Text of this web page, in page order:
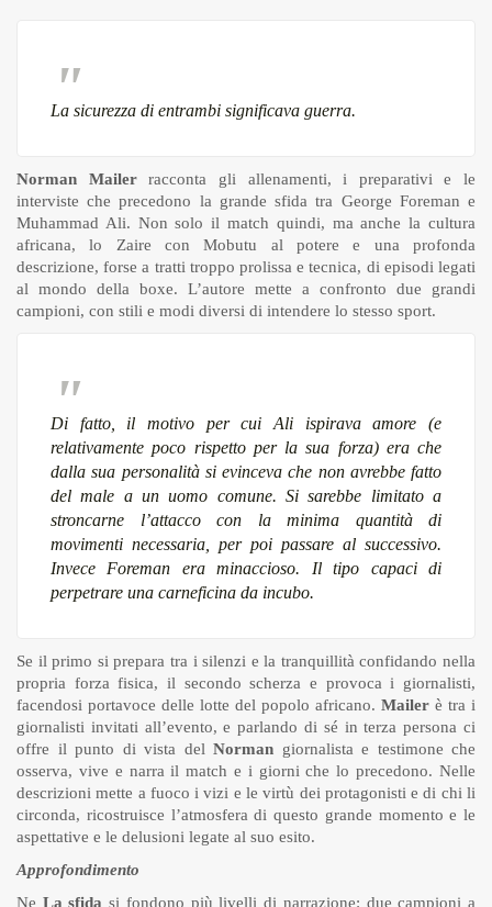
La sicurezza di entrambi significava guerra.
Norman Mailerracconta gli allenamenti, i preparativi e le
interviste che precedono la grande sfida tra George Foreman e
Muhammad Ali. Non solo il match quindi, ma anche la cultura
africana, lo Zaire con Mobutu al potere e una profonda
descrizione, forse a tratti troppo prolissa e tecnica, di episodi legati
al mondo della boxe. L’autore mette a confronto due grandi
campioni, con stili e modi diversi di intendere lo stesso sport.
Di fatto, il motivo per cui Ali ispirava amore (e
relativamente poco rispetto per la sua forza) era che
dalla sua personalitàsi evinceva che non avrebbe fatto
del male a un uomo comune. Si sarebbe limitato a
stroncarne l’attacco con la minima quantità di
movimenti necessaria, per poi passare al successivo.
Invece Foreman era minaccioso. Il tipo capaci di
perpetrare una carneficina da incubo.
Se il primo si prepara tra i silenzi e la tranquillità confidando nella
propria forza fisica, il secondo scherza e provoca i giornalisti,
facendosi portavoce delle lotte del popolo africano. Mailer è tra i
giornalisti invitati all’evento, e parlando di sé in terza persona ci
offre il punto di vista del Norman giornalista e testimone che
osserva, vive e narra il match e i giorni che lo precedono. Nelle
descrizioni mette a fuoco i vizi e le virtù dei protagonisti e di chi li
circonda, ricostruisce l’atmosfera di questo grande momento e le
aspettative e le delusioni legate al suo esito.
Approfondimento
Ne La sfida si fondono più livelli di narrazione: due campioni a